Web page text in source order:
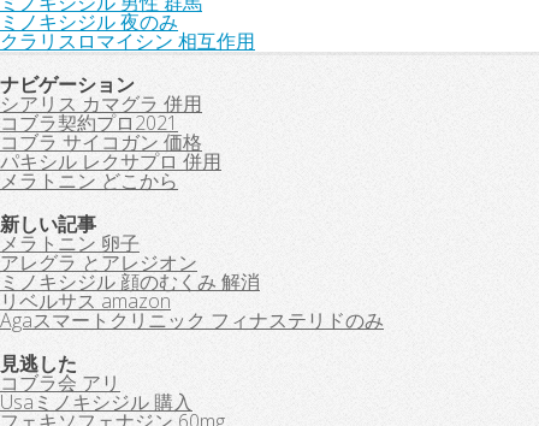
ミノキシジル 夜のみ
クラリスロマイシン 相互作用
ナビゲーション
シアリス カマグラ 併用
コブラ契約プロ2021
コブラ サイコガン 価格
パキシル レクサプロ 併用
メラトニン どこから
新しい記事
メラトニン 卵子
アレグラ とアレジオン
ミノキシジル 顔のむくみ 解消
リベルサス amazon
Agaスマートクリニック フィナステリドのみ
見逃した
コブラ会 アリ
Usaミノキシジル 購入